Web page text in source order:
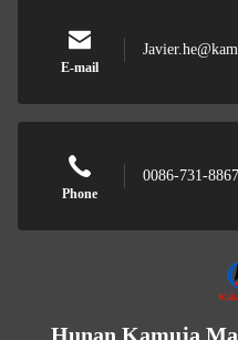
E-mail
Phone
0086-731-
Hunan Kamuja